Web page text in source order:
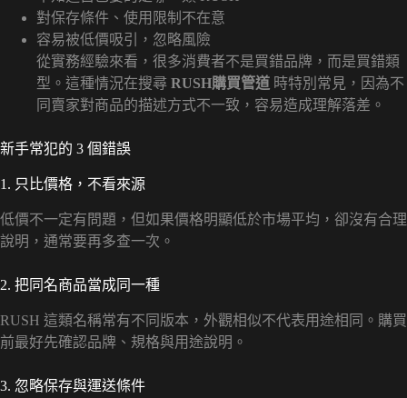
對保存條件、使用限制不在意
容易被低價吸引，忽略風險
從實務經驗來看，很多消費者不是買錯品牌，而是買錯類
型。這種情況在搜尋 RUSH購買管道 時特別常見，因為不
同賣家對商品的描述方式不一致，容易造成理解落差。
新手常犯的 3 個錯誤
1. 只比價格，不看來源
低價不一定有問題，但如果價格明顯低於市場平均，卻沒有合理
說明，通常要再多查一次。
2. 把同名商品當成同一種
RUSH 這類名稱常有不同版本，外觀相似不代表用途相同。購買
前最好先確認品牌、規格與用途說明。
3. 忽略保存與運送條件